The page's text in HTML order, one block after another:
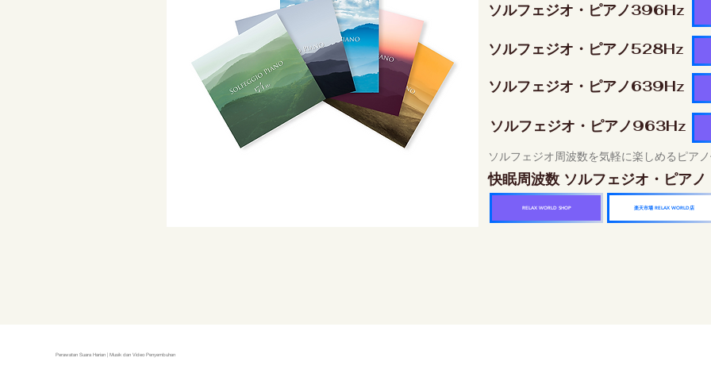
ソルフェジオ・ピアノ396Hz
ソルフェジオ・ピアノ528Hz
ソルフェジオ・ピアノ639Hz
ソルフェジオ・ピアノ963Hz
ソルフェジオ周波数を気軽に楽しめるピア
快眠周波数 ソルフェジオ・ピア
RELAX WORLD SHOP 楽天市場 RELAX WORLD店
Perawatan Suara Harian | Musik dan Video Penyembuhan